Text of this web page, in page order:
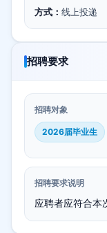
方式： 线上投递
招聘要求
招聘对象
2026届毕业生
招聘要求说明
应聘者应符合本